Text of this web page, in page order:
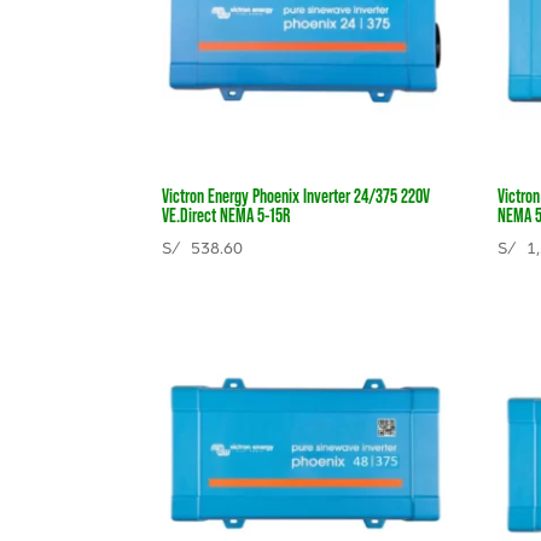
Victron Energy Phoenix Inverter 24/375 220V
VE.Direct NEMA 5-15R
S/ 538.60
NEMA
S/